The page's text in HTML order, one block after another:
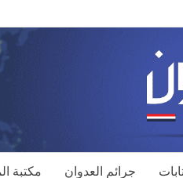
جرائم العدوان مكتبة